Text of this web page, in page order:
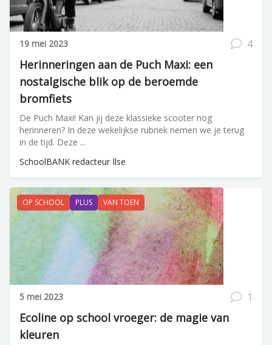
19 mei 2023 4
Herinneringen aan de Puch Maxi: een
nostalgische blik op de beroemde
bromfiets
De Puch Maxi! Kan jij deze klassieke scooter nog
herinneren? In deze wekelijkse rubriek nemen we je terug
in de tijd. Deze ...
SchoolBANK redacteur Ilse
OP SCHOOL PLUS VAN TOEN
5 mei 2023 1
Ecoline op school vroeger: de magie van
kleuren